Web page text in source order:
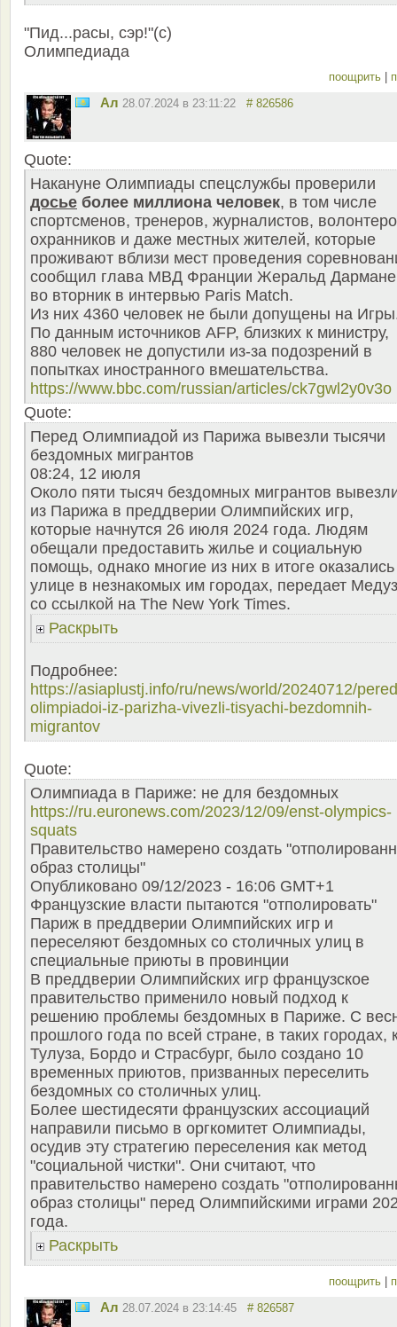
"Пид...расы, сэр!"(с)
Олимпедиада
поощрить |
Ал 28.07.2024 в 23:11:22 # 826586
Quote:
Накануне Олимпиады спецслужбы проверили
досье более миллиона человек, в том числе
спортсменов, тренеров, журналистов,
охранников и даже местных жителей, которые
проживают вблизи мест проведения
сообщил глава МВД Франции Жеральд
во вторник в интервью Paris Match.
Из них 4360 человек не были допущены на
По данным источников AFP, близких к министру,
880 человек не допустили из-за подозрений в
попытках иностранного вмешательства.
https://www.bbc.com/russian/articles/ck7gwl2y0v3o
Quote:
Перед Олимпиадой из Парижа вывезли тысячи
бездомных мигрантов
08:24, 12 июля
Около пяти тысяч бездомных мигрантов
из Парижа в преддверии Олимпийских игр,
которые начнутся 26 июля 2024 года. Людям
обещали предоставить жилье и социальную
помощь, однако многие из них в итоге
улице в незнакомых им городах, передает
со ссылкой на The New York Times.
Раскрыть
Подробнее:
https://asiaplustj.info/ru/news/world/20240712/
olimpiadoi-iz-parizha-vivezli-tisyachi-bezdomnih-
migrantov
Quote:
Олимпиада в Париже: не для бездомных
https://ru.euronews.com/2023/12/09/enst-olympics-
squats
Правительство намерено создать
образ столицы"
Опубликовано 09/12/2023 - 16:06 GMT+1
Французские власти пытаются "отполировать"
Париж в преддверии Олимпийских игр и
переселяют бездомных со столичных улиц в
специальные приюты в провинции
В преддверии Олимпийских игр французское
правительство применило новый подход к
решению проблемы бездомных в Париже. С
прошлого года по всей стране, в таких городах,
Тулуза, Бордо и Страсбург, было создано 10
временных приютов, призванных переселить
бездомных со столичных улиц.
Более шестидесяти французских ассоциаций
направили письмо в оргкомитет Олимпиады,
осудив эту стратегию переселения как метод
"социальной чистки". Они считают, что
правительство намерено создать
образ столицы" перед Олимпийскими играми
года.
Раскрыть
поощрить |
Ал 28.07.2024 в 23:14:45 # 826587